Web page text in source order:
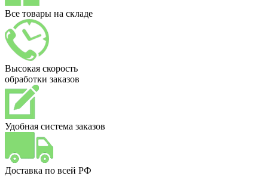
Все товары на складе
Высокая скорость
обработки заказов
Удобная система заказов
Доставка по всей РФ